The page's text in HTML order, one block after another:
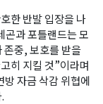
한 반발 입장을 나
곤과 포틀랜드는 모
존중, 보호를 받을
히 지킬 것”이라며
자금 삭감 위협에